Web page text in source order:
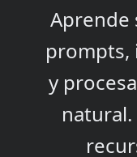
Aprende
prompts,
y